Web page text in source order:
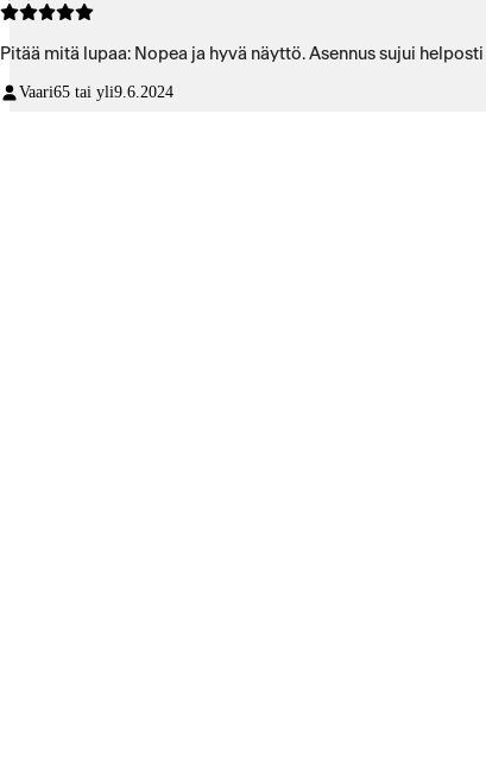
Pitää mitä lupaa: Nopea ja hyvä näyttö. Asennus sujui
Vaari65 tai yli9.6.2024